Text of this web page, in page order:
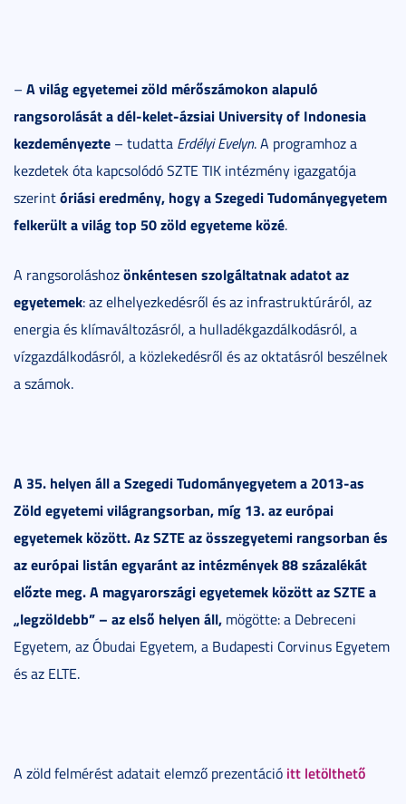
– A világ egyetemei zöld mérőszámokon alapuló
rangsorolását a dél-kelet-ázsiai University of Indonesia
kezdeményezte – tudatta Erdélyi Evelyn. A programhoz a
kezdetek óta kapcsolódó SZTE TIK intézmény igazgatója
szerintóriási eredmény, hogy a Szegedi Tudományegyetem
felkerült a világ top 50 zöld egyeteme közé.
A rangsoroláshozönkéntesen szolgáltatnak adatot az
egyetemek: az elhelyezkedésről és az infrastruktúráról, az
energia és klímaváltozásról, a hulladékgazdálkodásról, a
vízgazdálkodásról, a közlekedésről és az oktatásról beszélnek
a számok.
A 35. helyen áll a Szegedi Tudományegyetem a 2013-as
Zöld egyetemi világrangsorban, míg 13. az európai
egyetemek között. Az SZTE az összegyetemi rangsorban és
az európai listán egyaránt az intézmények 88 százalékát
előzte meg. A magyarországi egyetemek között az SZTE a
„legzöldebb” – az első helyen áll, mögötte: a Debreceni
Egyetem, az Óbudai Egyetem, a Budapesti Corvinus Egyetem
és az ELTE.
A zöld felmérést adatait elemző prezentáció itt letölthető